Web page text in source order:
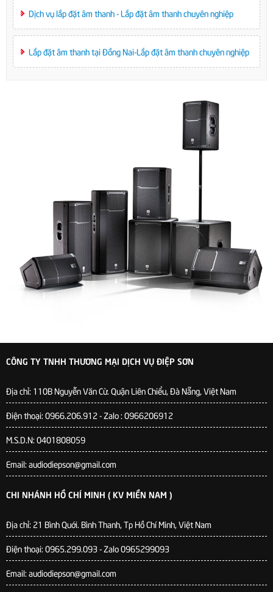
Dịch vụ lắp đặt âm thanh - Lắp đặt âm thanh chuyên nghiệp
Lắp đặt âm thanh tại Đồng Nai-Lắp đặt âm thanh chuyên nghiệp
CÔNG TY TNHH THƯƠNG MẠI DỊCH VỤ ĐIỆP SƠN
Địa chỉ: 110B Nguyễn Văn Cừ. Quận Liên Chiểu, Đà Nẵng, Việt Nam
Điện thoại: 0966.206.912 - Zalo : 0966206912
M.S.D.N: 0401808059
Email: audiodiepson@gmail.com
CHI NHÁNH HỒ CHÍ MINH ( KV MIỀN NAM )
Địa chỉ: 21 Bình Quới. Bình Thanh, Tp Hồ Chí Minh, Việt Nam
Điện thoại: 0965.299.093 - Zalo 0965299093
Email: audiodiepson@gmail.com